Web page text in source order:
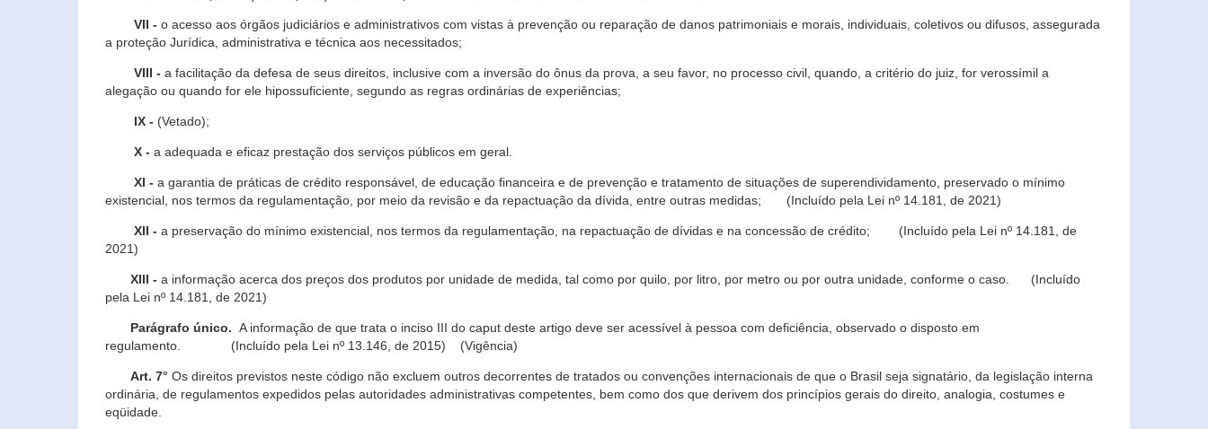
VII - o acesso aos órgãos judiciários e administrativos com vistas à prevenção ou reparação de danos patrimoniais e morais, individuais, coletivos ou difusos, assegurada
a proteção Jurídica, administrativa e técnica aos necessitados;
VIII - a facilitação da defesa de seus direitos, inclusive com a inversão do ônus da prova, a seu favor, no processo civil, quando, a critério do juiz, for verossímil a
alegação ou quando for ele hipossuficiente, segundo as regras ordinárias de experiências;
IX - (Vetado);
X - a adequada e eficaz prestação dos serviços públicos em geral.
XI - a garantia de práticas de crédito responsável, de educação financeira e de prevenção e tratamento de situações de superendividamento, preservado o mínimo
existencial, nos termos da regulamentação, por meio da revisão e da repactuação da dívida, entre outras medidas; (Incluído pela Lei nº 14.181, de 2021)
XII - a preservação do mínimo existencial, nos termos da regulamentação, na repactuação de dívidas e na concessão de crédito; (Incluído pela Lei nº 14.181, de
2021)
XIII - a informação acerca dos preços dos produtos por unidade de medida, tal como por quilo, por litro, por metro ou por outra unidade, conforme o caso. (Incluído
pela Lei nº 14.181, de 2021)
Parágrafo único. A informação de que trata o inciso III do caput deste artigo deve ser acessível à pessoa com deficiência, observado o disposto em
regulamento. (Incluído pela Lei nº 13.146, de 2015) (Vigência)
Art. 7° Os direitos previstos neste código não excluem outros decorrentes de tratados ou convenções internacionais de que o Brasil seja signatário, da legislação interna
ordinária, de regulamentos expedidos pelas autoridades administrativas competentes, bem como dos que derivem dos princípios gerais do direito, analogia, costumes e
eqüidade.